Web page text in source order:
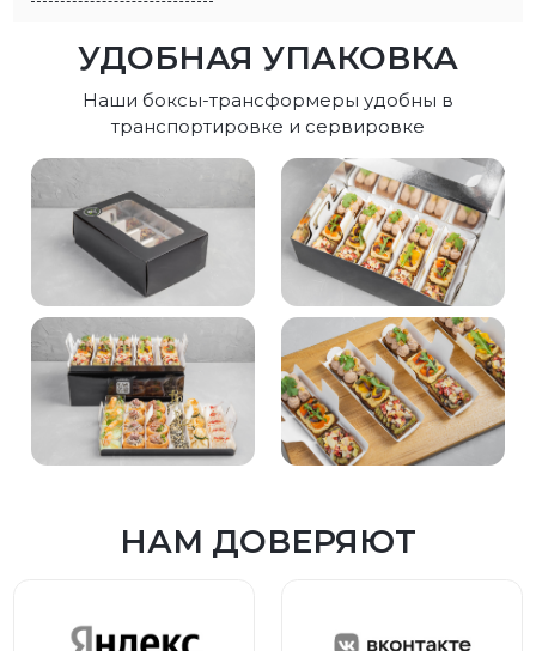
УДОБНАЯ УПАКОВКА
Наши боксы-трансформеры удобны в
транспортировке и сервировке
НАМ ДОВЕРЯЮТ